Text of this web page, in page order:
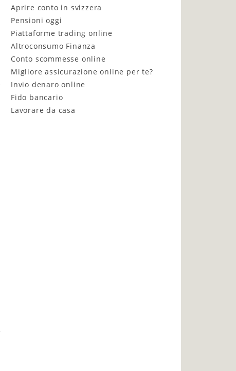
Aprire conto in svizzera
Pensioni oggi
Piattaforme trading online
Altroconsumo Finanza
Conto scommesse online
Migliore assicurazione online per te?
Invio denaro online
Fido bancario
Lavorare da casa